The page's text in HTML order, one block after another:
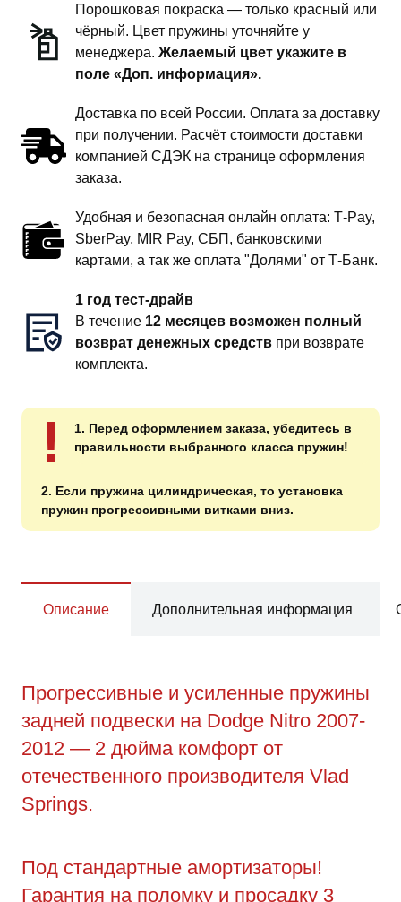
Порошковая покраска — только красный или
чёрный. Цвет пружины уточняйте у
менеджера. Желаемый цвет укажите в
поле «Доп. информация».
Доставка по всей России. Оплата за доставку
при получении. Расчёт стоимости доставки
компанией СДЭК на странице оформления
заказа.
Удобная и безопасная онлайн оплата: T‑Pay,
SberPay, MIR Pay, СБП, банковскими
картами, а так же оплата "Долями" от Т-Банк.
1 год тест-драйв
В течение 12 месяцев возможен полный
возврат денежных средств при возврате
комплекта.
!
1. Перед оформлением заказа, убедитесь в
правильности выбранного класса пружин!
2. Если пружина цилиндрическая, то установка
пружин прогрессивными витками вниз.
Описание Дополнительная информация
Прогрессивные и усиленные пружины
задней подвески на Dodge Nitro 2007-
2012 — 2 дюйма комфорт от
отечественного производителя Vlad
Springs.
Под стандартные амортизаторы!
Гарантия на поломку и просадку 3